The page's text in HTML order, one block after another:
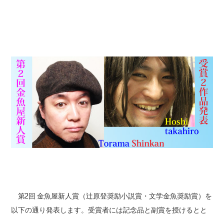
第2回 金魚屋新人賞（辻原登奨励小説賞・文学金魚奨励賞）を
以下の通り発表します。受賞者には記念品と副賞を授けるとと